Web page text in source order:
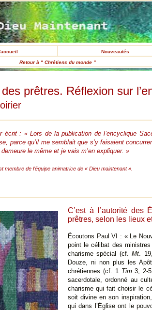
Nouveautés
Retour à " Chrétiens du monde "
prêtres. Réflexion sur
écrit : « Lors de la publication de l’encyclique
parce qu’il me semblait que s’y faisaient
le même et je vais m’en expliquer. »
membre de l’équipe animatrice de « Dieu maintenant ».
C’est à l’autorité des
prêtres, selon les lieux
Écoutons Paul VI : « Le
point le célibat des
charisme spécial (cf.Mt.
Douze, ni non plus les
chrétiennes (cf. 1 Tim3, 2-
sacerdotale, ordonné au
charisme qui fait choisir le
soit divine en son
qui dans l’Église ont le